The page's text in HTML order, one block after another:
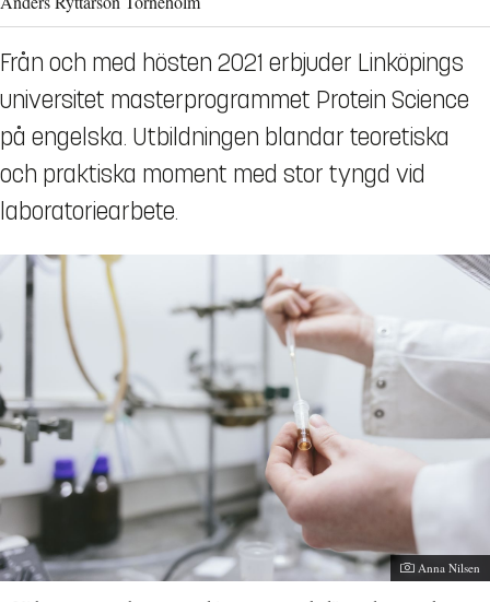
Från och med hösten 2021 erbjuder Linköpings
universitet masterprogrammet Protein Science
på engelska. Utbildningen blandar teoretiska
och praktiska moment med stor tyngd vid
laboratoriearbete.
Fotograf:
Anna Nilsen